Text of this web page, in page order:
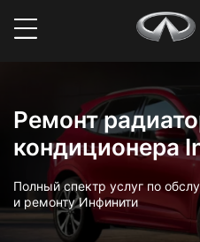
Ремонт
кондиционера
Полный спектр услуг по
и ремонту Инфинити